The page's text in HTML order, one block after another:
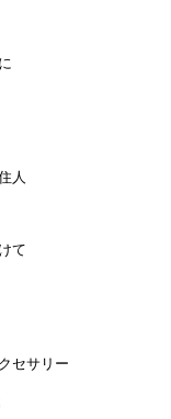
人
て
セサリー